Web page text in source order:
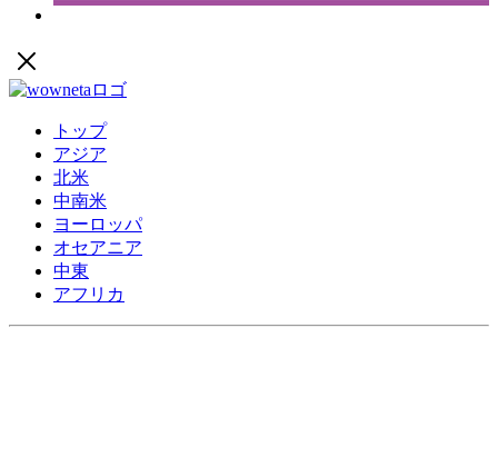
トップ
アジア
北米
中南米
ヨーロッパ
オセアニア
中東
アフリカ